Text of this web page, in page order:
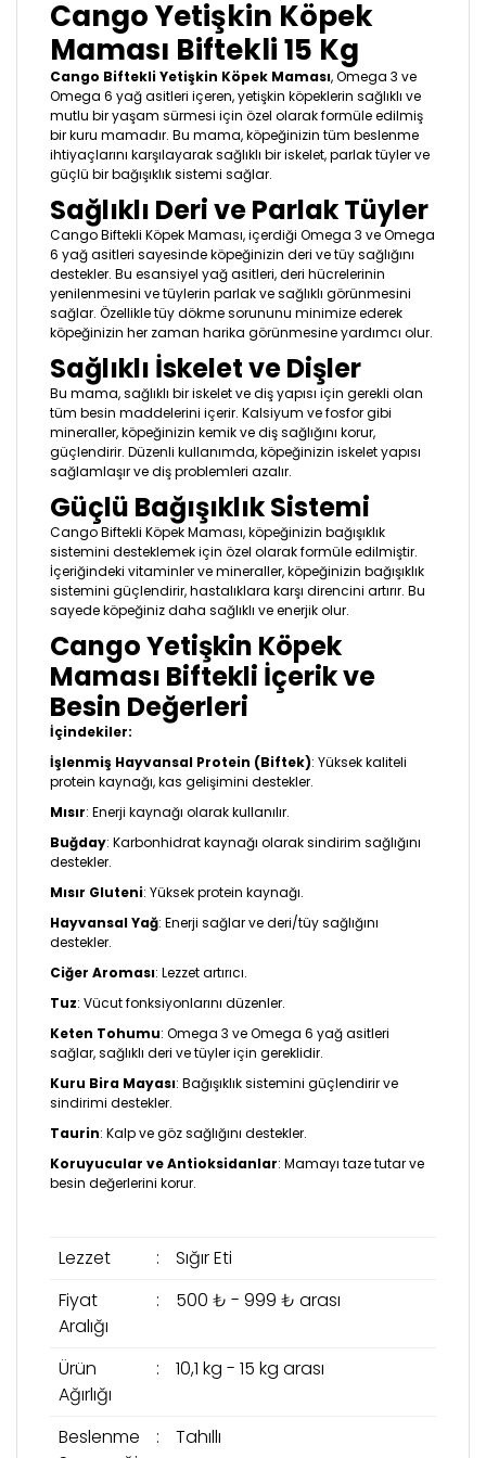
Cango Yetişkin Köpek
Maması Biftekli 15 Kg
Cango Biftekli Yetişkin Köpek Maması, Omega 3 ve
Omega 6 yağ asitleri içeren, yetişkin köpeklerin sağlıklı ve
mutlu bir yaşam sürmesi için özel olarak formüle edilmiş
bir kuru mamadır. Bu mama, köpeğinizin tüm beslenme
ihtiyaçlarını karşılayarak sağlıklı bir iskelet, parlak tüyler ve
güçlü bir bağışıklık sistemi sağlar.
Sağlıklı Deri ve Parlak Tüyler
Cango Biftekli Köpek Maması, içerdiği Omega 3 ve Omega
6 yağ asitleri sayesinde köpeğinizin deri ve tüy sağlığını
destekler. Bu esansiyel yağ asitleri, deri hücrelerinin
yenilenmesini ve tüylerin parlak ve sağlıklı görünmesini
sağlar. Özellikle tüy dökme sorununu minimize ederek
köpeğinizin her zaman harika görünmesine yardımcı olur.
Sağlıklı İskelet ve Dişler
Bu mama, sağlıklı bir iskelet ve diş yapısı için gerekli olan
tüm besin maddelerini içerir. Kalsiyum ve fosfor gibi
mineraller, köpeğinizin kemik ve diş sağlığını korur,
güçlendirir. Düzenli kullanımda, köpeğinizin iskelet yapısı
sağlamlaşır ve diş problemleri azalır.
Güçlü Bağışıklık Sistemi
Cango Biftekli Köpek Maması, köpeğinizin bağışıklık
sistemini desteklemek için özel olarak formüle edilmiştir.
İçeriğindeki vitaminler ve mineraller, köpeğinizin bağışıklık
sistemini güçlendirir, hastalıklara karşı direncini artırır. Bu
sayede köpeğiniz daha sağlıklı ve enerjik olur.
Cango Yetişkin Köpek
Maması Biftekli İçerik ve
Besin Değerleri
İçindekiler:
İşlenmiş Hayvansal Protein (Biftek): Yüksek kaliteli
protein kaynağı, kas gelişimini destekler.
Mısır: Enerji kaynağı olarak kullanılır.
Buğday: Karbonhidrat kaynağı olarak sindirim sağlığını
destekler.
Mısır Gluteni: Yüksek protein kaynağı.
Hayvansal Yağ: Enerji sağlar ve deri/tüy sağlığını
destekler.
Ciğer Aroması: Lezzet artırıcı.
Tuz: Vücut fonksiyonlarını düzenler.
Keten Tohumu: Omega 3 ve Omega 6 yağ asitleri
sağlar, sağlıklı deri ve tüyler için gereklidir.
Kuru Bira Mayası: Bağışıklık sistemini güçlendirir ve
sindirimi destekler.
Taurin: Kalp ve göz sağlığını destekler.
Koruyucular ve Antioksidanlar: Mamayı taze tutar ve
besin değerlerini korur.
Lezzet :
Sığır Eti
Fiyat
Aralığı
: 500 ₺ - 999 ₺ arası
Ürün
Ağırlığı
: 10,1 kg - 15 kg arası
Beslenme
: Tahıllı